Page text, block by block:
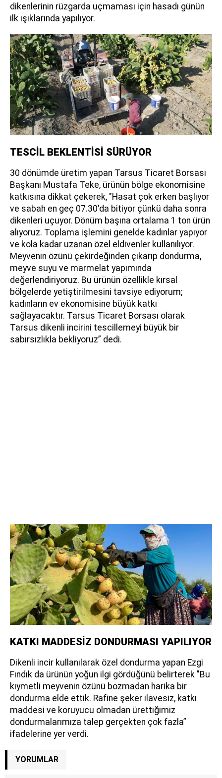
dikenlerinin rüzgarda uçmaması için hasadı günün
ilk ışıklarında yapılıyor.
TESCİL BEKLENTİSİ SÜRÜYOR
30 dönümde üretim yapan Tarsus Ticaret Borsası
Başkanı Mustafa Teke, ürünün bölge ekonomisine
katkısına dikkat çekerek, "Hasat çok erken başlıyor
ve sabah en geç 07.30'da bitiyor çünkü daha sonra
dikenleri uçuyor. Dönüm başına ortalama 1 ton ürün
alıyoruz. Toplama işlemini genelde kadınlar yapıyor
ve kola kadar uzanan özel eldivenler kullanılıyor.
Meyvenin özünü çekirdeğinden çıkarıp dondurma,
meyve suyu ve marmelat yapımında
değerlendiriyoruz. Bu ürünün özellikle kırsal
bölgelerde yetiştirilmesini tavsiye ediyorum;
kadınların ev ekonomisine büyük katkı
sağlayacaktır. Tarsus Ticaret Borsası olarak
Tarsus dikenli incirini tescillemeyi büyük bir
sabırsızlıkla bekliyoruz” dedi.
KATKI MADDESİZ DONDURMASI YAPILIYOR
Dikenli incir kullanılarak özel dondurma yapan Ezgi
Fındık da ürünün yoğun ilgi gördüğünü belirterek "Bu
kıymetli meyvenin özünü bozmadan harika bir
dondurma elde ettik. Rafine şeker ilavesiz, katkı
maddesi ve koruyucu olmadan ürettiğimiz
dondurmalarımıza talep gerçekten çok fazla”
ifadelerine yer verdi.
YORUMLAR